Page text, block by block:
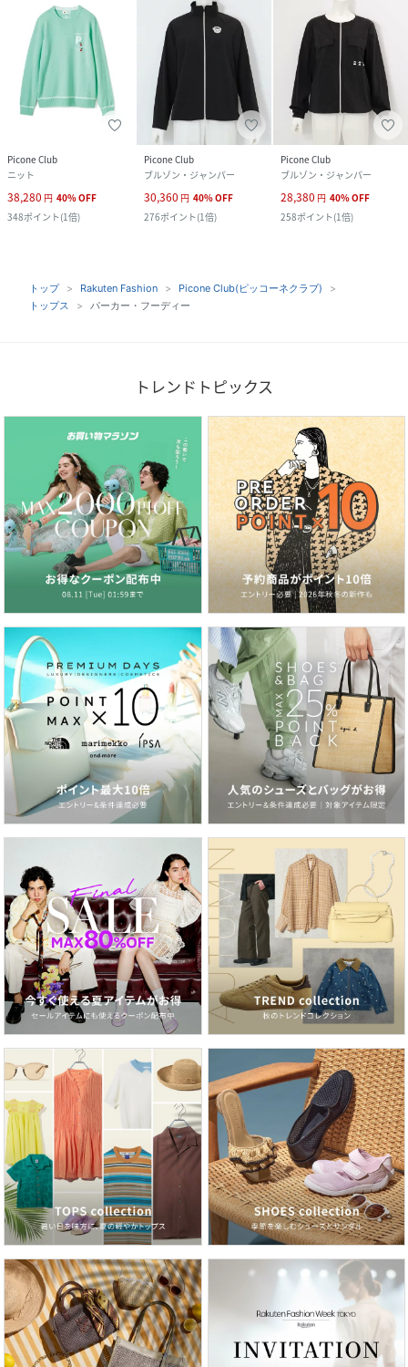
Picone Club
ニット
38,280 円 40%OFF
348ポイント(1倍)
Picone Club
ブルゾン・ジャンパー
30,360 円 40%OFF
276ポイント(1倍)
Picone Club
ブルゾン・ジャンパー
28,380 円 40%OFF
258ポイント(1倍)
トップ Rakuten Fashion
Picone Club(ピッコーネクラブ)
トップス
パーカー・フーディー
トレンドトピックス